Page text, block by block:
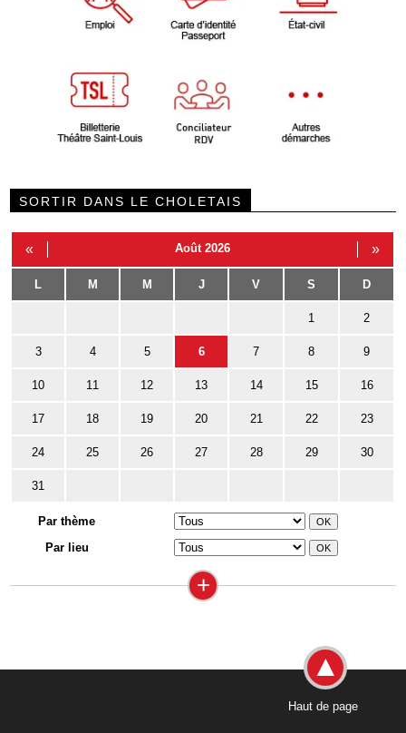
SORTIR DANS LE CHOLETAIS
« Août 2026 »
L M M J V S D
1 2
3 4 5 6 7 8 9
10 11 12 13 14 15 16
17 18 19 20 21 22 23
24 25 26 27 28 29 30
31
Par thème
Par lieu
+
Haut de page